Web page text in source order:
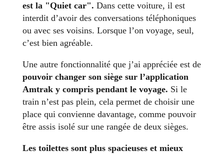
est la "Quiet car". Dans cette voiture, il est
interdit d’avoir des conversations téléphoniques
ou avec ses voisins. Lorsque l’on voyage, seul,
c’est bien agréable.
Une autre fonctionnalité que j’ai appréciée est de
pouvoir changer son siège sur l’application
Amtrak y compris pendant le voyage. Si le
train n’est pas plein, cela permet de choisir une
place qui convienne davantage, comme pouvoir
être assis isolé sur une rangée de deux sièges.
Les toilettes sont plus spacieuses et mieux